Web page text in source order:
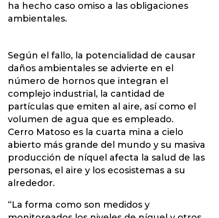
ha hecho caso omiso a las obligaciones
ambientales.
Según el fallo, la potencialidad de causar
daños ambientales se advierte en el
número de hornos que integran el
complejo industrial, la cantidad de
partículas que emiten al aire, así como el
volumen de agua que es empleado.
Cerro Matoso es la cuarta mina a cielo
abierto más grande del mundo y su masiva
producción de níquel afecta la salud de las
personas, el aire y los ecosistemas a su
alrededor.
“La forma como son medidos y